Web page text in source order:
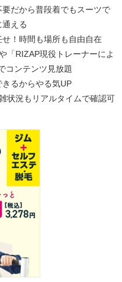
だから普段着でもスーツで
える
！時間も場所も自由自在
「RIZAP現役トレーナーによ
コンテンツ見放題
きるからやる気UP
状況もリアルタイムで確認可